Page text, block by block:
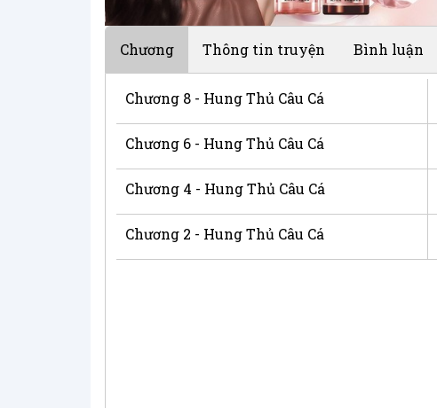
Chương Thông tin truyện Bình luận
Chương 8 - Hung Thủ Câu Cá
Chương 6 - Hung Thủ Câu Cá
Chương 4 - Hung Thủ Câu Cá
Chương 2 - Hung Thủ Câu Cá